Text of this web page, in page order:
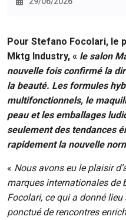
Pour Stefano Focolari, le
Mktg Industry, « le salon
nouvelle fois confirmé la
la beauté. Les formules
multifonctionnels, le
peau et les emballages
seulement des tendances
rapidement la nouvelle
« Nous avons eu le plaisir
marques internationales de
Focolari, ce qui a donné
ponctué de rencontres